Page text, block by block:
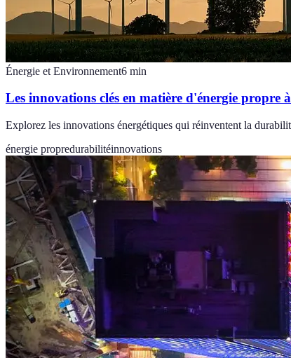
Énergie et Environnement6 min
Les innovations clés en matière d'énergie propre
Explorez les innovations énergétiques qui réinventent la
énergie propredurabilitéinnovations